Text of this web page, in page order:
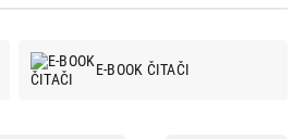
E-BOOK ČITAČI